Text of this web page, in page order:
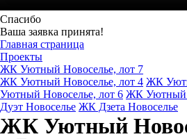
Спасибо
Ваша заявка принята!
Главная страница
Проекты
ЖК Уютный Новоселье, лот 7
ЖК Уютный Новоселье, лот 4 ЖК
Уютный Новоселье, лот 6 ЖК Уютный
Дуэт Новоселье ЖК Дзета Новоселье
ЖК Уютный